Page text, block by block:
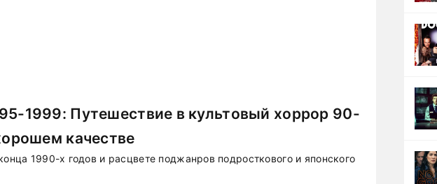
1999: Путешествие в культовый хоррор 90-
качестве
1990-х годов и расцвете поджанров подросткового и японского